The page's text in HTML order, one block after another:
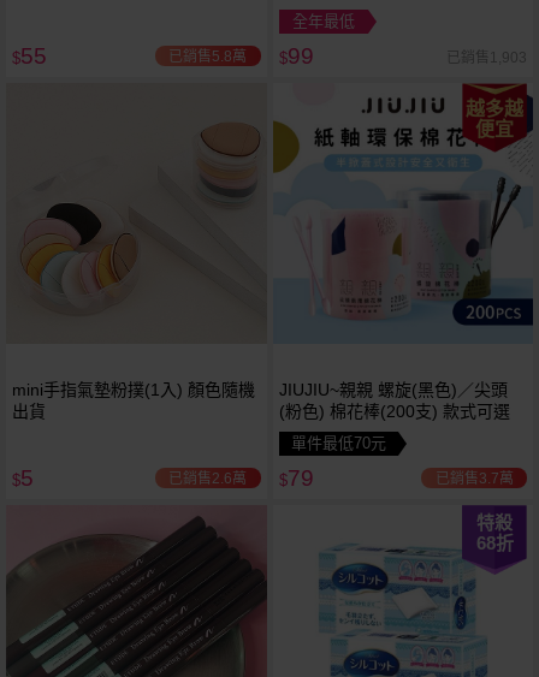
$55 已銷售5.8萬
全年最低
$99 已銷售1,903
mini手指氣墊粉撲(1入) 顏色隨機
出貨
$5 已銷售2.6萬
越多越
便宜
JIUJIU~親親 螺旋(黑色)／尖頭
(粉色) 棉花棒(200支) 款式可選
單件最低70元
$79 已銷售3.7萬
特殺
68折